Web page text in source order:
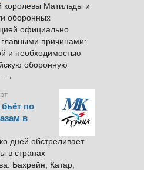
королевы Матильды и
оборонных
официально
причинами:
и необходимостью
оборонную
→
по
в
дней обстреливает
в странах
Бахрейн, Катар,